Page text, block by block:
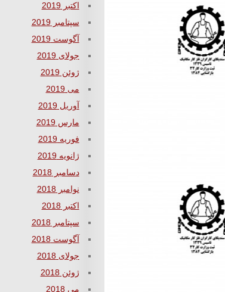
اکتبر 2019
سپتامبر 2019
آگوست 2019
جولای 2019
ژوئن 2019
می 2019
آوریل 2019
مارس 2019
فوریه 2019
ژانویه 2019
دسامبر 2018
نوامبر 2018
اکتبر 2018
سپتامبر 2018
آگوست 2018
جولای 2018
ژوئن 2018
می 2018